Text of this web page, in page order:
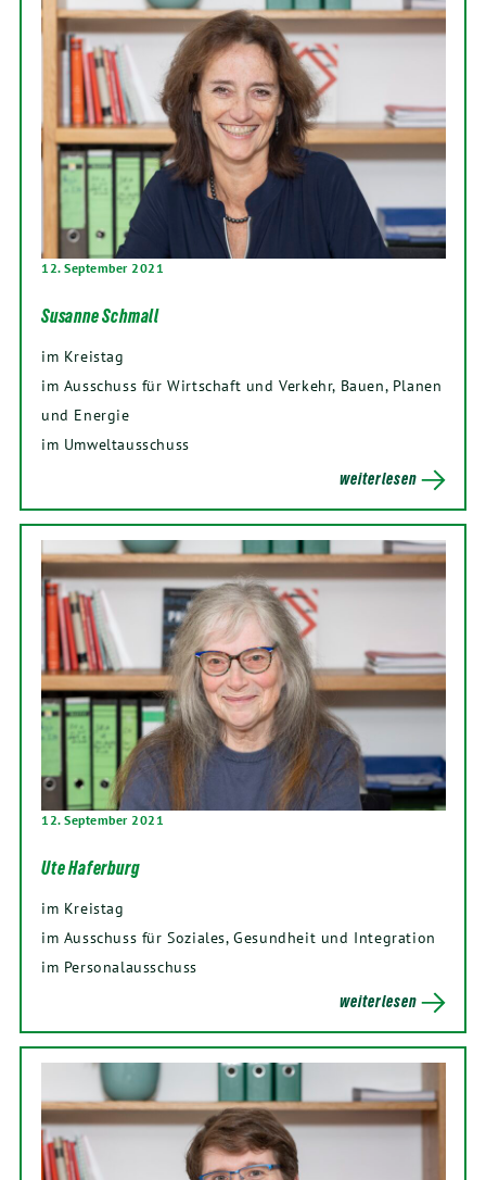
12. September 2021
Susanne Schmall
im Kreistag
im Ausschuss für Wirtschaft und Verkehr, Bauen, Planen
und Energie
im Umweltausschuss
weiterlesen
12. September 2021
Ute Haferburg
im Kreistag
im Ausschuss für Soziales, Gesundheit und Integration
im Personalausschuss
weiterlesen